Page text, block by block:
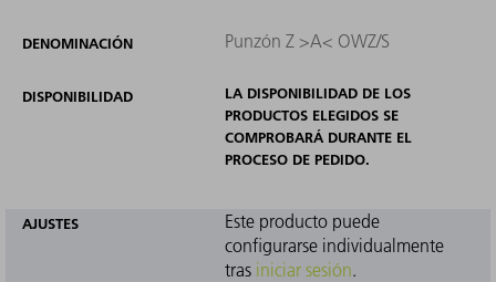
DENOMINACIÓN Punzón Z >A< OWZ/S
DISPONIBILIDAD
LA DISPONIBILIDAD DE LOS
PRODUCTOS ELEGIDOS SE
COMPROBARÁ DURANTE EL
PROCESO DE PEDIDO.
AJUSTES
Este producto puede
configurarse individualmente
tras iniciar sesión.